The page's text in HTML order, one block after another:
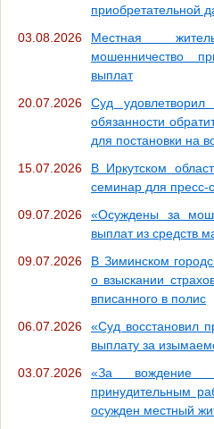
приобретательной
03.08.2026
Местная
мошенничество
выплат
20.07.2026
Суд
обязанности
для постановки на
15.07.2026
В Иркутском
семинар для пресс-
09.07.2026
«Осуждены за
выплат из средств
09.07.2026
В Зиминском
о взыскании
вписанного в полис
06.07.2026
«Суд восстановил
выплату за
03.07.2026
«За вождение
принудительным
осужден местный